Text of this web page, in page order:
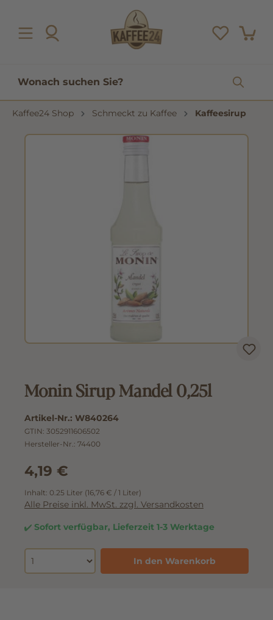
Kaffee24 Shop Schmeckt zu Kaffee Kaffeesirup
Monin Sirup Mandel 0,25l
Artikel-Nr.: W840264
GTIN: 3052911606502
Hersteller-Nr.: 74400
4,19 €
Inhalt: 0.25 Liter (16,76 € / 1 Liter)
Alle Preise inkl. MwSt. zzgl. Versandkosten
Sofort verfügbar, Lieferzeit 1-3 Werktage
In den Warenkorb